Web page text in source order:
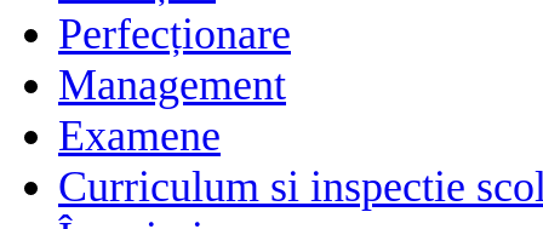
Perfecționare
Management
Examene
Curriculum si inspectie